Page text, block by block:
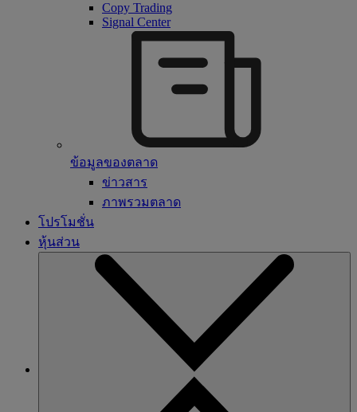
Copy Trading
Signal Center
ข้อมูลของตลาด
ข่าวสาร
ภาพรวมตลาด
โปรโมชั่น
หุ้นส่วน